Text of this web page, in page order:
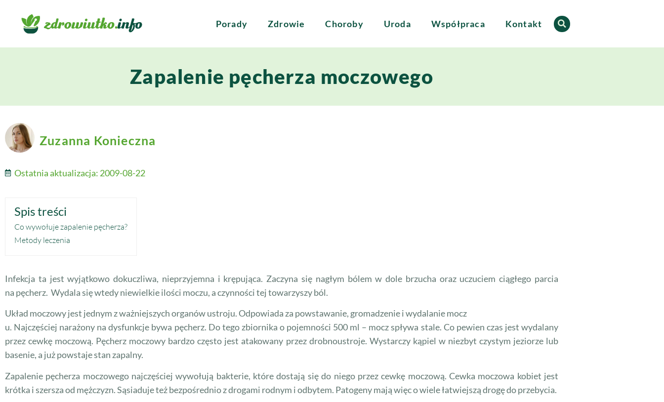
Porady Zdrowie Choroby Uroda Współpraca Kontakt
Zapalenie pęcherza moczowego
Zuzanna Konieczna
Ostatnia aktualizacja: 2009-08-22
Spis treści
Co wywołuje zapalenie pęcherza?
Metody leczenia
Infekcja ta jest wyjątkowo dokuczliwa, nieprzyjemna i krępująca. Zaczyna się nagłym bólem w dole brzucha oraz uczuciem ciągłego parcia
na pęcherz. Wydala się wtedy niewielkie ilości moczu, a czynności tej towarzyszy ból.
Układ moczowy jest jednym z ważniejszych organów ustroju. Odpowiada za powstawanie, gromadzenie i wydalanie mocz
u. Najczęściej narażony na dysfunkcje bywa pęcherz. Do tego zbiornika o pojemności 500 ml – mocz spływa stale. Co pewien czas jest wydalany
przez cewkę moczową. Pęcherz moczowy bardzo często jest atakowany przez drobnoustroje. Wystarczy kąpiel w niezbyt czystym jeziorze lub
basenie, a już powstaje stan zapalny.
Zapalenie pęcherza moczowego najczęściej wywołują bakterie, które dostają się do niego przez cewkę moczową. Cewka moczowa kobiet jest
krótka i szersza od mężczyzn. Sąsiaduje też bezpośrednio z drogami rodnym i odbytem. Patogeny mają więc o wiele łatwiejszą drogę do przebycia.